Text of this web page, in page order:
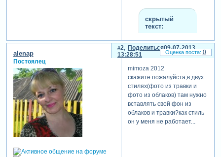
скрытый
текст:
для просмотра
скрытого текста
-
Зарегистрируйтесь,
чтобы увидеть
ссылки или
зарегистрируйтесь.
теги: стили proshow
Поделиться
2
09-07-2013
13:28:51
alenap
Постоялец
mimoza 2012
скажите пожалуйста,в двух
стилях(фото из травки и
фото из облаков) там нужно
вставлять свой фон из
облаков и травки?как стиль
он у меня не работает...
0